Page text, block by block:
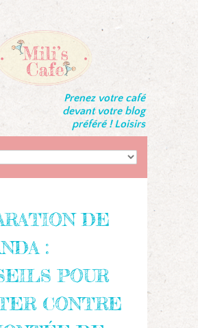
Prenez votre café
devant votre blog
préféré ! Loisirs
DE
:
POUR
CONTRE